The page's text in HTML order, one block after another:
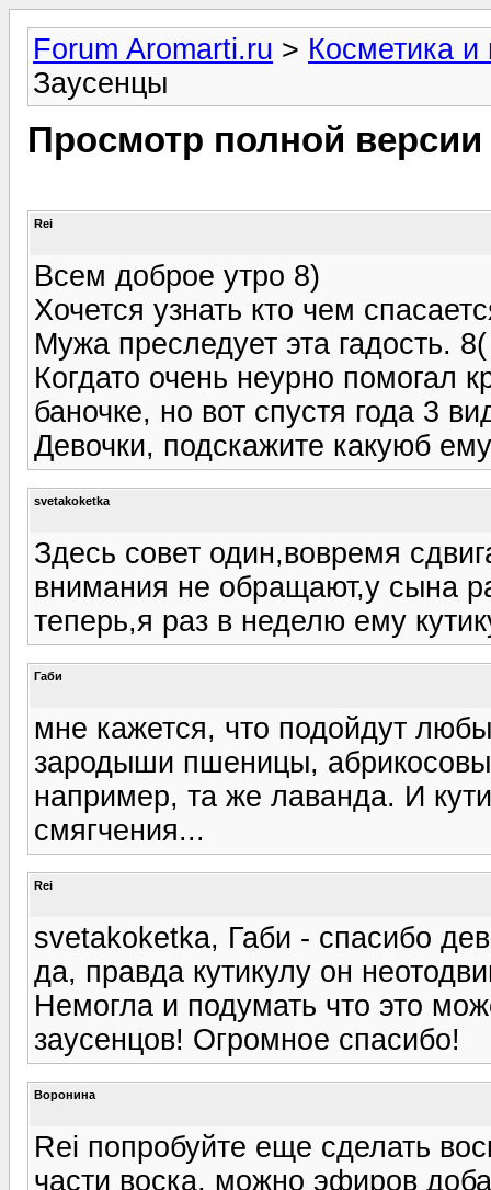
Forum Aromarti.ru > Косметика
Заусенцы
Просмотр полной
Rei
Всем доброе утро 8)
Хочется узнать кто чем
Мужа преследует эта гадость. 8(
Когдато очень неурно помогал
баночке, но вот спустя года 3
Девочки, подскажите какуюб
svetakoketka
Здесь совет один,вовремя
внимания не обращают,у сына
теперь,я раз в неделю ему
Габи
мне кажется, что подойдут
зародыши пшеницы,
например, та же лаванда. И
смягчения...
Rei
svetakoketka, Габи - спасибо
да, правда кутикулу он
Немогла и подумать что это
заусенцов! Огромное спасибо!
Воронина
Rei попробуйте еще сделать
части воска, можно эфиров